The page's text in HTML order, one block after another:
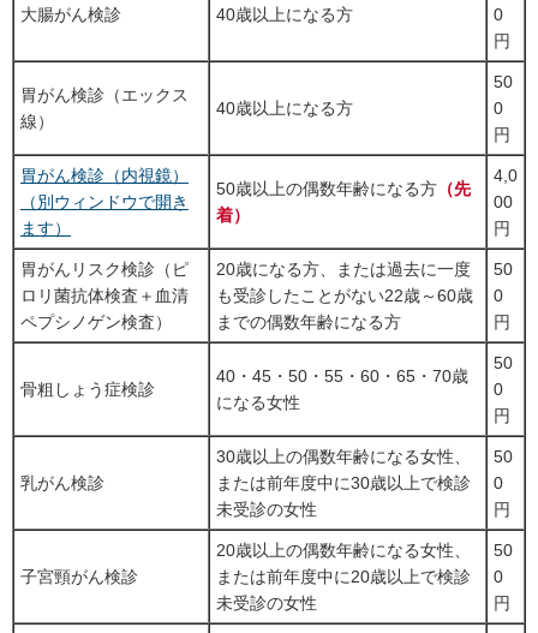
大腸がん検診 40歳以上になる方
0
円
胃がん検診（エックス
線）
40歳以上になる方
50
0
円
胃がん検診（内視鏡）
（別ウィンドウで開き
ます）
50歳以上の偶数年齢になる方 （先
着）
4,0
00
円
胃がんリスク検診（ピ
ロリ菌抗体検査＋血清
ペプシノゲン検査）
20歳になる方、または過去に一度
も受診したことがない22歳～60歳
までの偶数年齢になる方
50
0
円
骨粗しょう症検診
40・45・50・55・60・65・70歳
になる女性
50
0
円
乳がん検診
30歳以上の偶数年齢になる女性、
または前年度中に30歳以上で検診
未受診の女性
50
0
円
子宮頸がん検診
20歳以上の偶数年齢になる女性、
または前年度中に20歳以上で検診
未受診の女性
50
0
円